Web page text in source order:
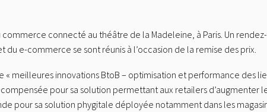
connecté au théâtre de la Madeleine, à Paris. Un
e-commerce se sont réunis à l’occasion de la remise des prix.
« meilleures innovations BtoB – optimisation et performance des
pour sa solution permettant aux retailers d’augmenter
pour sa solution phygitale déployée notamment dans les